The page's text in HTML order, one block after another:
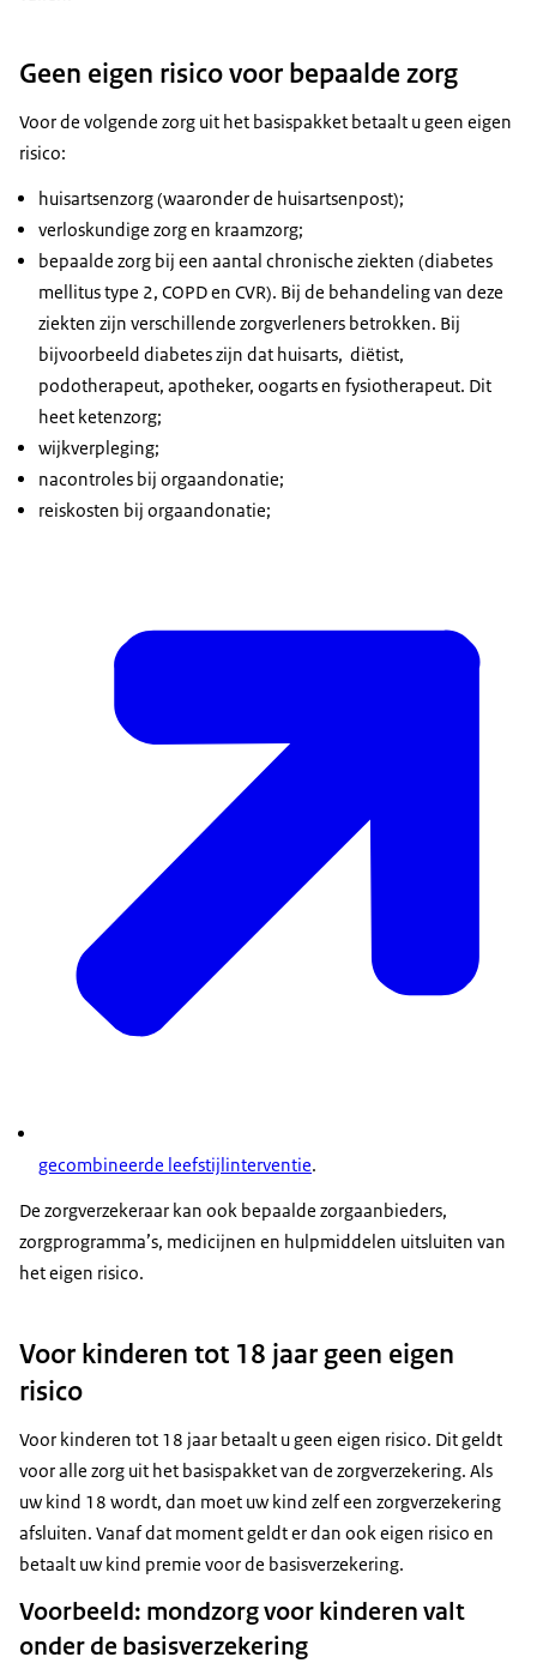
Geen eigen risico voor bepaalde zorg
Voor de volgende zorg uit het basispakket betaalt u geen eigen
risico:
huisartsenzorg (waaronder de huisartsenpost);
verloskundige zorg en kraamzorg;
bepaalde zorg bij een aantal chronische ziekten (diabetes
mellitus type 2, COPD en CVR). Bij de behandeling van deze
ziekten zijn verschillende zorgverleners betrokken. Bij
bijvoorbeeld diabetes zijn dat huisarts, diëtist,
podotherapeut, apotheker, oogarts en fysiotherapeut. Dit
heet ketenzorg;
wijkverpleging;
nacontroles bij orgaandonatie;
reiskosten bij orgaandonatie;
gecombineerde leefstijlinterventie.
De zorgverzekeraar kan ook bepaalde zorgaanbieders,
zorgprogramma’s, medicijnen en hulpmiddelen uitsluiten van
het eigen risico.
Voor kinderen tot 18 jaar geen eigen
risico
Voor kinderen tot 18 jaar betaalt u geen eigen risico. Dit geldt
voor alle zorg uit het basispakket van de zorgverzekering. Als
uw kind 18 wordt, dan moet uw kind zelf een zorgverzekering
afsluiten. Vanaf dat moment geldt er dan ook eigen risico en
betaalt uw kind premie voor de basisverzekering.
Voorbeeld: mondzorg voor kinderen valt
onder de basisverzekering